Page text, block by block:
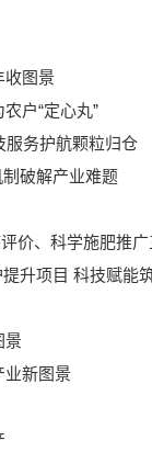
收图景
户“定心丸”
服务护航颗粒归仓
破解产业难题
价、科学施肥推
升项目 科技赋能
景
业新图景